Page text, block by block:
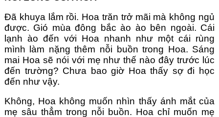
Đã khuya lắm rồi. Hoa trăn trở mãi mà không ngủ
được. Gió mùa đông bắc ào ào bên ngoài. Cái
lạnh ào đến với Hoa nhanh như một cái rùng
mình làm nặng thêm nỗi buồn trong Hoa. Sáng
mai Hoa sẽ nói với mẹ như thế nào đây trước lúc
đến trường? Chưa bao giờ Hoa thấy sợ đi học
đến như vậy.
Không, Hoa không muốn nhìn thấy ánh mắt của
mẹ sâu thẳm trong nỗi buồn. Hoa chỉ muốn mẹ